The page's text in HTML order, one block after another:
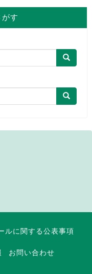
す
ルに関する公表事項
お問い合わせ